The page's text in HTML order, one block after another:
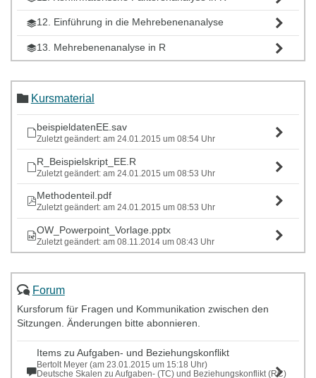
12. Einführung in die Mehrebenenanalyse
13. Mehrebenenanalyse in R
Kursmaterial
beispieldatenEE.sav
Zuletzt geändert: am 24.01.2015 um 08:54 Uhr
R_Beispielskript_EE.R
Zuletzt geändert: am 24.01.2015 um 08:53 Uhr
Methodenteil.pdf
Zuletzt geändert: am 24.01.2015 um 08:53 Uhr
OW_Powerpoint_Vorlage.pptx
Zuletzt geändert: am 08.11.2014 um 08:43 Uhr
Forum
Kursforum für Fragen und Kommunikation zwischen den
Sitzungen. Änderungen bitte abonnieren.
Items zu Aufgaben- und Beziehungskonflikt
Bertolt Meyer (am 23.01.2015 um 15:18 Uhr)
Deutsche Skalen zu Aufgaben- (TC) und Beziehungskonflikt (RC)